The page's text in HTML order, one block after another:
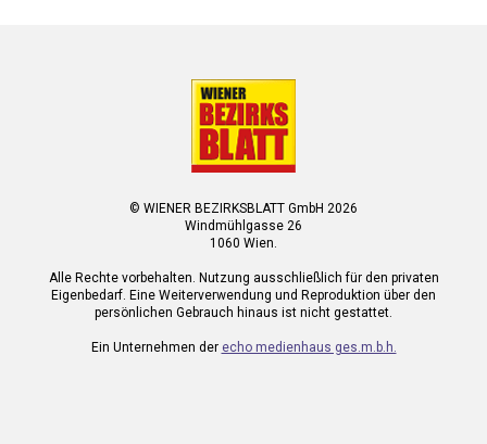
© WIENER BEZIRKSBLATT GmbH 2026
Windmühlgasse 26
1060 Wien.
Alle Rechte vorbehalten. Nutzung ausschließlich für den privaten
Eigenbedarf. Eine Weiterverwendung und Reproduktion über den
persönlichen Gebrauch hinaus ist nicht gestattet.
Ein Unternehmen der echo medienhaus ges.m.b.h.